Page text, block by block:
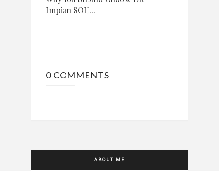
Impian SOH...
0 COMMENTS
ABOUT ME